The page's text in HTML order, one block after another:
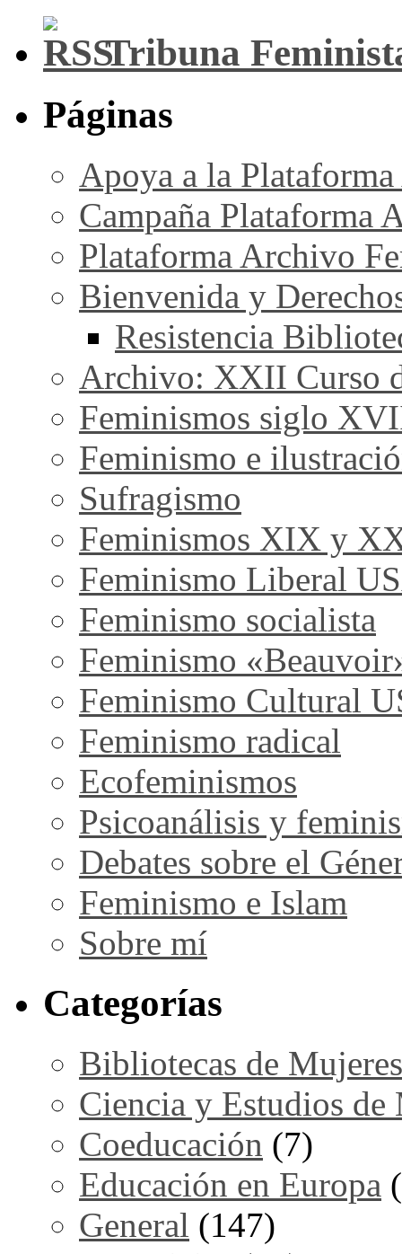
Tribuna
Páginas
Apoya a la
Campaña Plataforma
Plataforma Archivo
Bienvenida y
Resistencia
Archivo: XXII Curso
Feminismos siglo
Feminismo e
Sufragismo
Feminismos XIX y
Feminismo Liberal
Feminismo socialista
Feminismo
Feminismo Cultural
Feminismo radical
Ecofeminismos
Psicoanálisis y
Debates sobre el
Feminismo e Islam
Sobre mí
Categorías
Bibliotecas de Mujeres
Ciencia y Estudios de
Coeducación (7)
Educación en Europa
General (147)